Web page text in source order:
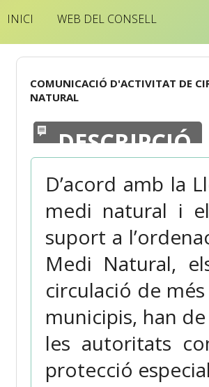
INICI WEB DEL CONSELL
COMUNICACIÓ D'ACTIVITAT DE
NATURAL
DESCRIPCIÓ
D’acord amb la
medi natural i
suport a
Medi Natural,
circulació de
municipis, han
les autoritats
protecció